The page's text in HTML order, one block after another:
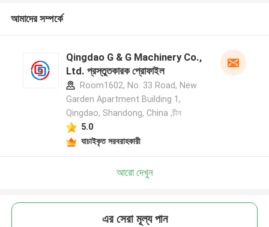
আমাদের সম্পর্কে
Qingdao G & G Machinery Co.,
Ltd. প্রস্তুতকারক প্রোফাইল
Room1602, No. 33 Road, New
Garden Apartment Building 1,
Qingdao, Shandong, China ,চীন
5.0
যাচাইকৃত সরবরাহকারী
আরো দেখুন
এর সেরা মূল্য পান